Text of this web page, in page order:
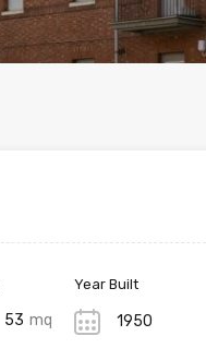
53 mq
Year Built
1950